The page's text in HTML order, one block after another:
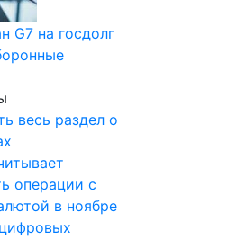
G7 на госдолг
операции с
в ноябре